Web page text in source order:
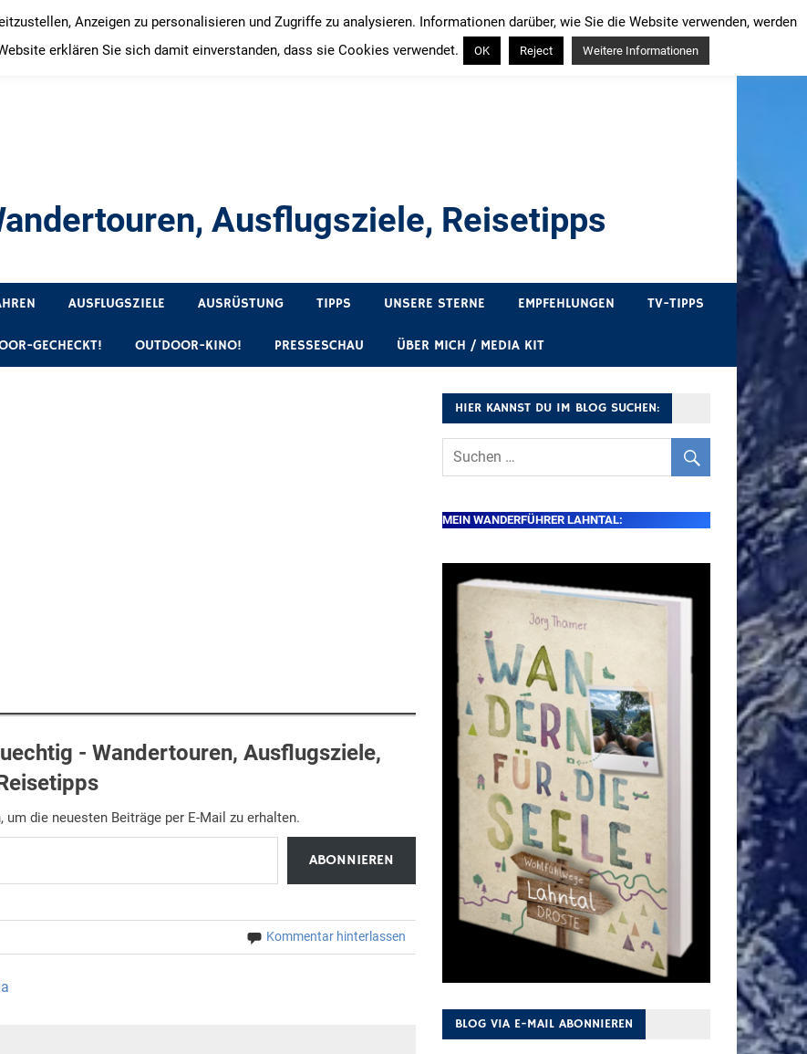
Ausflugsziele, Reisetipps
AUSFLUGSZIELE AUSRÜSTUNG TIPPS UNSERE STERNE EMPFEHLUNGEN TV-TIPPS
GECHECKT! OUTDOOR-KINO! PRESSESCHAU ÜBER MICH / MEDIA KIT
- Wandertouren, Ausflugsziele,
die neuesten Beiträge per E-Mail zu erhalten.
ABONNIEREN
Kommentar hinterlassen
HIER KANNST DU IM BLOG SUCHEN:
MEIN WANDERFÜHRER LAHNTAL:
BLOG VIA E-MAIL ABONNIEREN
Anzeigen zu personalisieren und Zugriffe zu analysieren. Informationen darüber, wie Sie die Website verwenden, werden
erklären Sie sich damit einverstanden, dass sie Cookies verwendet.
OK Reject Weitere Informationen